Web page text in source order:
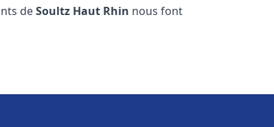
deSoultz Haut Rhin nous font